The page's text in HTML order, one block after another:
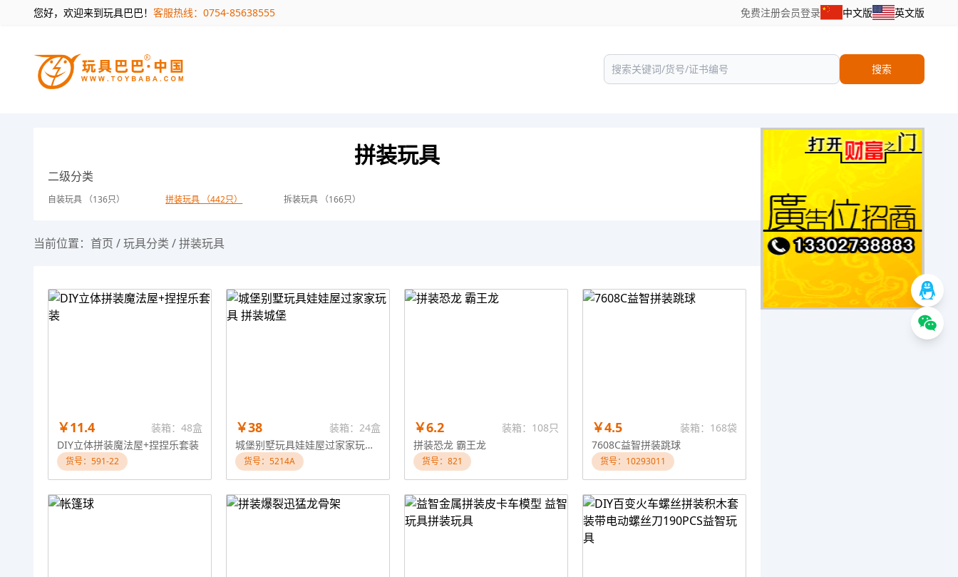
您好，欢迎来到玩具巴巴！ 客服热线：0754-85638555 免费注册会员登录 中文版 英文版
搜索
拼装玩具
二级分类
自装玩具 （136只） 拼装玩具 （442只） 拆装玩具 （166只）
当前位置： 首页 /玩具分类 /拼装玩具
￥11.4
装箱：48盒
DIY立体拼装魔法屋+捏捏乐套装
货号：591-22
￥38
装箱：24盒
城堡别墅玩具娃娃屋过家家玩具 拼装城堡
货号：5214A
￥6.2
装箱：108只
拼装恐龙 霸王龙
货号：821
￥4.5
装箱：168袋
7608C益智拼装跳球
货号：10293011